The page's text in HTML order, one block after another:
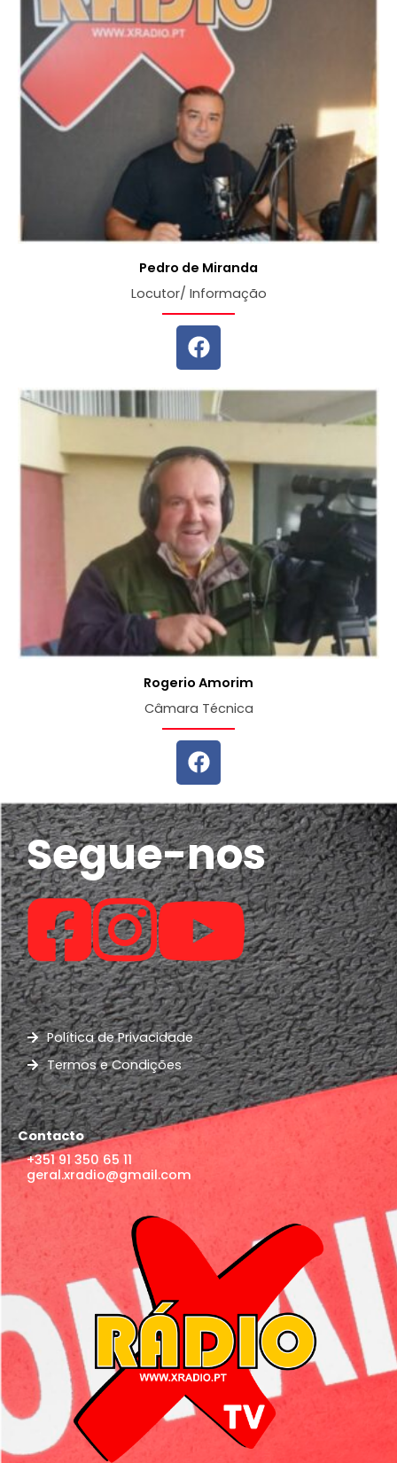
Pedro de Miranda
Locutor/ Informação
Rogerio Amorim
Câmara Técnica
Segue-nos
Política de Privacidade
Termos e Condições
Contacto
+351 91 350 65 11
geral.xradio@gmail.com